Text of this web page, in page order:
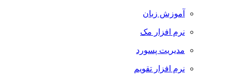
آموزش زبان
نرم افزار مک
مدیریت پسورد
نرم افزار تقویم